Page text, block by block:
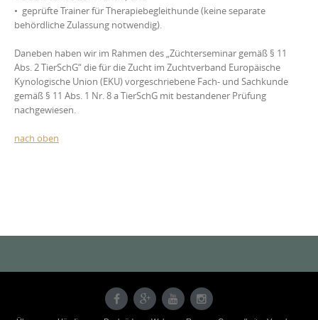
• geprüfte Trainer für Therapiebegleithunde (keine separate
behördliche Zulassung notwendig).
Daneben haben wir im Rahmen des „Züchterseminar gemäß § 11
Abs. 2 TierSchG“ die für die Zucht im Zuchtverband Europäische
Kynologische Union (EKU) vorgeschriebene Fach- und Sachkunde
gemäß § 11 Abs. 1 Nr. 8 a TierSchG mit bestandener Prüfung
nachgewiesen.
nach oben